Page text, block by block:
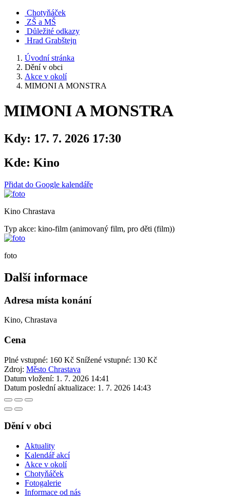
Chotyňáček
ZŠ a MŠ
Důležité odkazy
Hrad Grabštejn
Úvodní stránka
Dění v obci
Akce v okolí
MIMONI A MONSTRA
MIMONI A MONSTRA
Kdy: 17. 7. 2026 17:30
Kde: Kino
Přidat do Google kalendáře
Kino Chrastava
Typ akce: kino-film (animovaný film, pro děti (film))
foto
Další informace
Adresa místa konání
Kino, Chrastava
Cena
Plné vstupné: 160 Kč Snížené vstupné: 130 Kč
Zdroj: Město Chrastava
Datum vložení: 1. 7. 2026 14:41
Datum poslední aktualizace: 1. 7. 2026 14:43
Dění v obci
Aktuality
Kalendář akcí
Akce v okolí
Chotyňáček
Fotogalerie
Informace od nás